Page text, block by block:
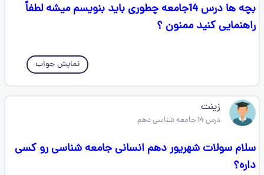
بچه ها درس 14جامعه چطوری باید بنویسم میشه لطفاً
راهنمایی کنید ممنون ؟
نمایش جواب
زینت
درس 14 جامعه شناسی دهم
سلام سولات شهریور دهم انسانی جامعه شناسی رو کسی
داره؟